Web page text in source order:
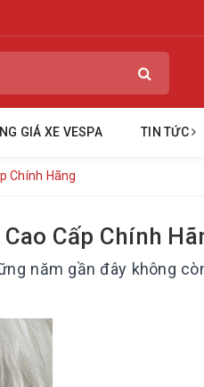
GIÁ XE VESPA TIN TỨC
Chính Hãng
Cấp Chính
năm gần đây không